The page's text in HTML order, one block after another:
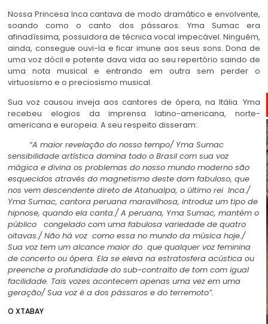
Nossa Princesa Inca cantava de modo dramático e envolvente,
soando como o canto dos pássaros. Yma Sumac era
afinadíssima, possuidora de técnica vocal impecável. Ninguém,
ainda, consegue ouvi-la e ficar imune aos seus sons. Dona de
uma voz dócil e potente dava vida ao seu repertório saindo de
uma nota musical e entrando em outra sem perder o
virtuosismo e o preciosismo musical.
Sua voz causou inveja aos cantores de ópera, na Itália. Yma
recebeu elogios da imprensa latino-americana, norte-
americana e europeia. A seu respeito disseram:
“A maior revelação do nosso tempo/ Yma Sumac
sensibilidade artística domina todo o Brasil com sua voz
mágica e divina os problemas do nosso mundo moderno são
esquecidos através do magnetismo deste dom fabuloso, que
nos vem descendente direto de Atahualpa, o último rei Inca./
Yma Sumac, cantora peruana maravilhosa, introduz um tipo de
hipnose, quando ela canta./ A peruana, Yma Sumac, mantém o
público congelado com uma fabulosa variedade de quatro
oitavas./Não há voz como essa no mundo da música hoje./
Sua voz tem um alcance maior do que qualquer voz feminina
de concerto ou ópera. Ela se eleva na estratosfera acústica ou
preenche a profundidade do sub-contralto de tom com igual
facilidade. Tais vozes acontecem apenas uma vez em uma
geração/ Sua voz é a dos pássaros e do terremoto”.
O XTABAY